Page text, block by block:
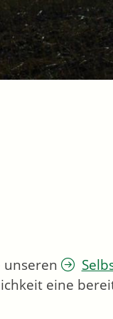
unseren
eine